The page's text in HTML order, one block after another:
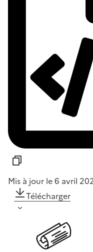
Mis à jour le 6 avril
Télécharger